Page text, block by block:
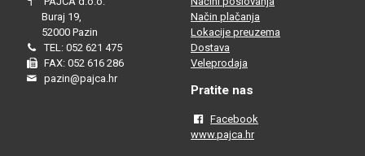
Buraj 19,
52000 Pazin
TEL: 052 621 475
FAX: 052 616 286
pazin@pajca.hr
Način plačanja
Lokacije preuzema
Dostava
Veleprodaja
Pratite nas
Facebook
www.pajca.hr